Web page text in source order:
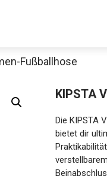
Fußballhose
KIPSTA
Die KIPSTA
bietet dir